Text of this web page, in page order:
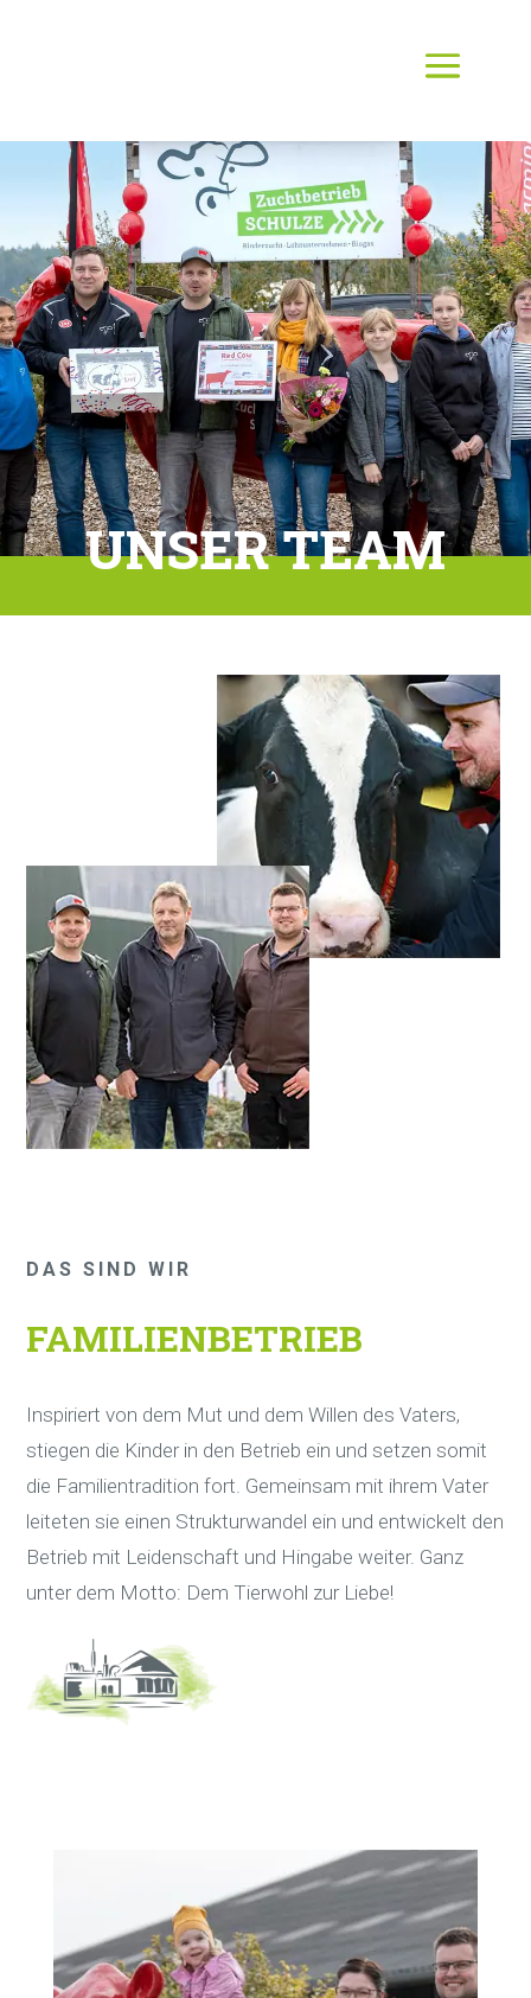
UNSER TEAM
DAS SIND WIR
FAMILIENBETRIEB
Inspiriert von dem Mut und dem Willen des Vaters,
stiegen die Kinder in den Betrieb ein und setzen somit
die Familientradition fort. Gemeinsam mit ihrem Vater
leiteten sie einen Strukturwandel ein und entwickelt den
Betrieb mit Leidenschaft und Hingabe weiter. Ganz
unter dem Motto: Dem Tierwohl zur Liebe!